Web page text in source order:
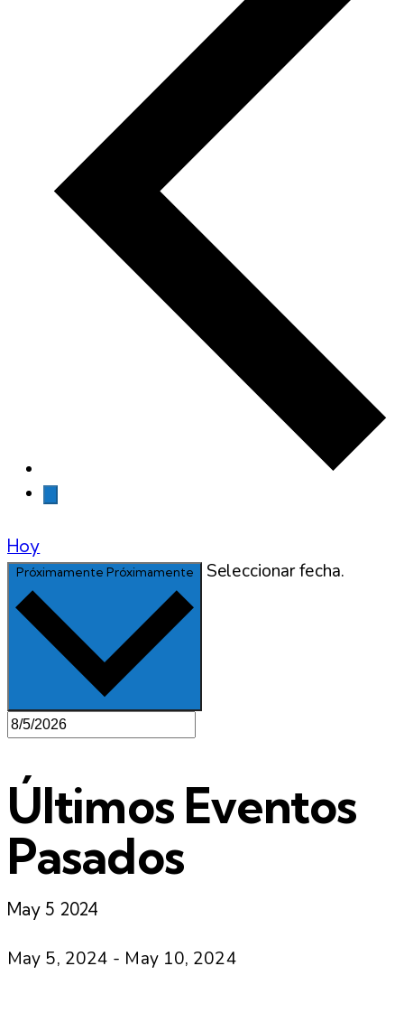
Hoy
Próximamente Próximamente Seleccionar fecha.
Últimos Eventos
Pasados
May 5 2024
May 5, 2024 - May 10, 2024